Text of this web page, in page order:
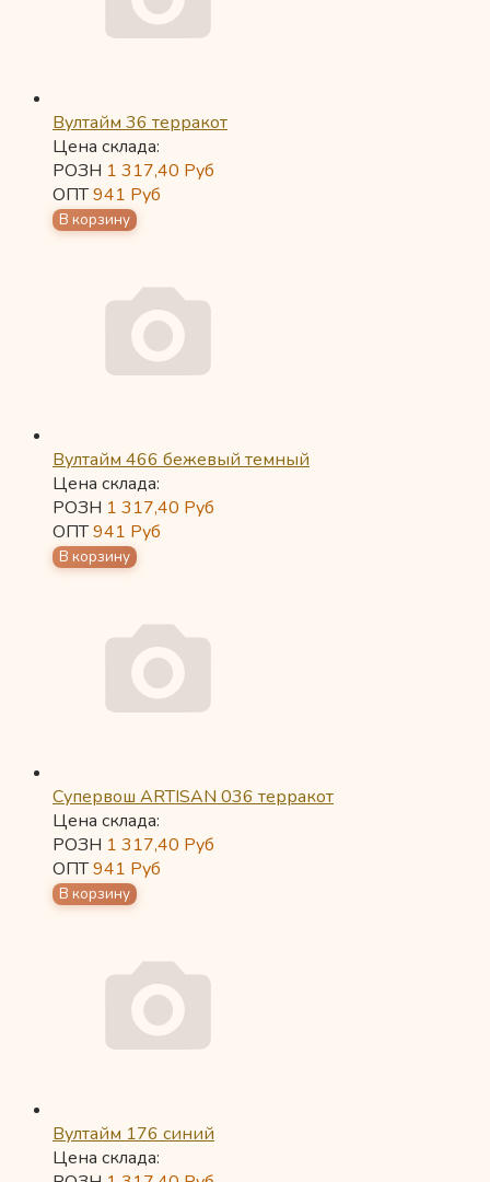
Вултайм 36 терракот
Цена склада:
РОЗН 1 317,40 Руб
ОПТ941 Руб
Вултайм 466 бежевый темный
Цена склада:
РОЗН 1 317,40 Руб
ОПТ941 Руб
Супервош ARTISAN 036 терракот
Цена склада:
РОЗН 1 317,40 Руб
ОПТ941 Руб
Вултайм 176 синий
Цена склада: